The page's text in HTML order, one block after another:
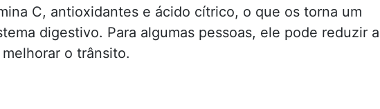
C, antioxidantes e ácido cítrico, o que os torna um
digestivo. Para algumas pessoas, ele pode reduzir a
o trânsito.